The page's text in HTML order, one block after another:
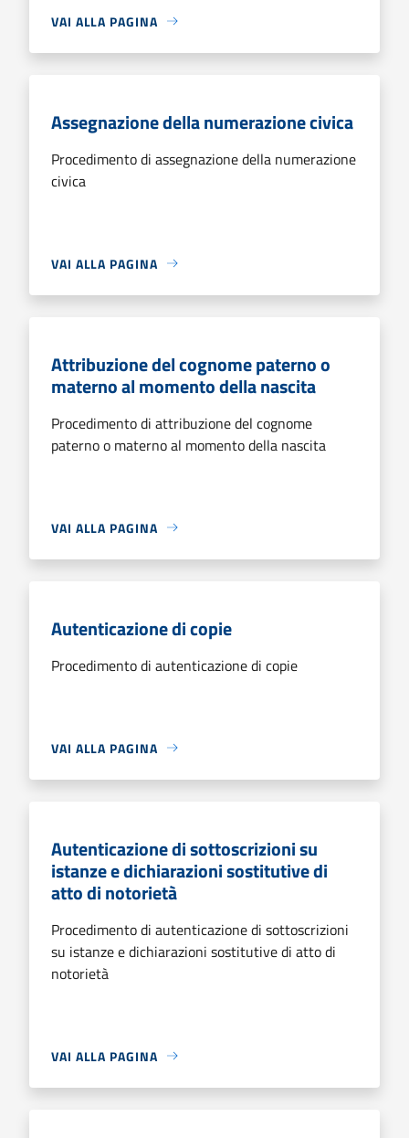
VAI ALLA PAGINA
Assegnazione della numerazione civica
Procedimento di assegnazione della numerazione
civica
VAI ALLA PAGINA
Attribuzione del cognome paterno o
materno al momento della nascita
Procedimento di attribuzione del cognome
paterno o materno al momento della nascita
VAI ALLA PAGINA
Autenticazione di copie
Procedimento di autenticazione di copie
VAI ALLA PAGINA
Autenticazione di sottoscrizioni su
istanze e dichiarazioni sostitutive di
atto di notorietà
Procedimento di autenticazione di sottoscrizioni
su istanze e dichiarazioni sostitutive di atto di
notorietà
VAI ALLA PAGINA